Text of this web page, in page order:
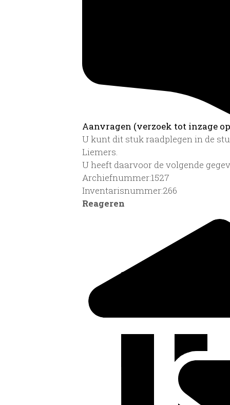
Aanvragen (verzoek tot inzage
U kunt dit stuk raadplegen in de
Liemers.
U heeft daarvoor de volgende
Archiefnummer:1527
Inventarisnummer:266
Reageren